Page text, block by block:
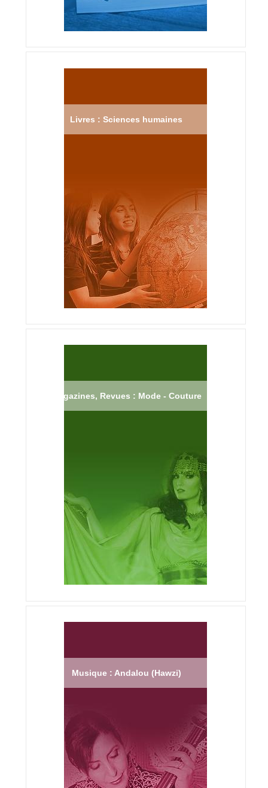
Livres : Sciences humaines
Magazines, Revues : Mode - Couture
Musique : Andalou (Hawzi)